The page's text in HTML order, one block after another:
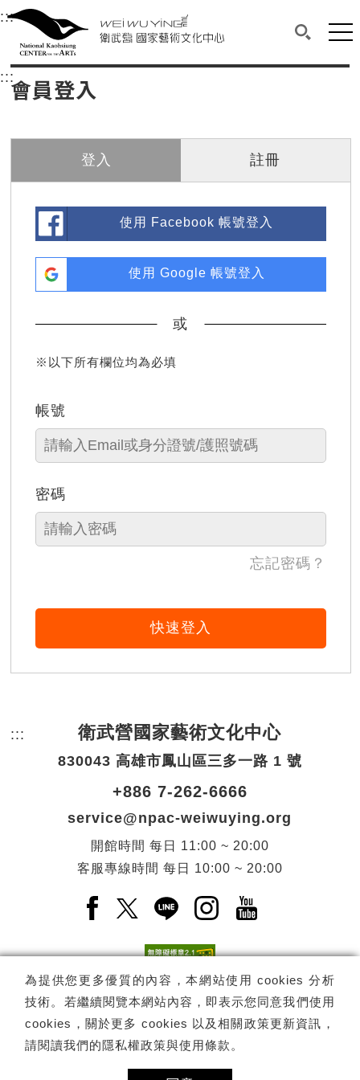
衛武營國家藝術文化中心
中央內容區塊，為本頁主要內容區。
:::選單連結區塊，此區塊列有本網站主要連結。
衛武營國家藝術文化中心
搜尋(開
網
::: 中央內容區塊，為本頁主要內容區。
會員登入
登入 註冊
使用 Facebook 帳號登入
使用 Google 帳號登入
或
※以下所有欄位均為必填
帳號
密碼
忘記密碼？
快速登入
為提供您更多優質的內容，本網站使用 cookies 分析
技術。若繼續閱覽本網站內容，即表示您同意我們使用
cookies，關於更多 cookies 以及相關政策更新資訊，
請閱讀我們的隱私權政策與使用條款 。
::: 頁尾網站資訊。
衛武營國家藝術文化中心
830043 高雄市鳳山區三多一路 1 號
+886 7-262-6666
service@npac-weiwuying.org
開館時間 每日
11:00 ~ 20:00
客服專線時間 每日 10:00 ~ 20:00
Facebook(另開新視窗)
X(另開新視窗)
LINE(另開新視窗)
Instagram(另開新視
YouTube(另開
電子報訂閱 訂閱
Copyright © 國家表演藝術中心 -衛武營國家藝術文化中心